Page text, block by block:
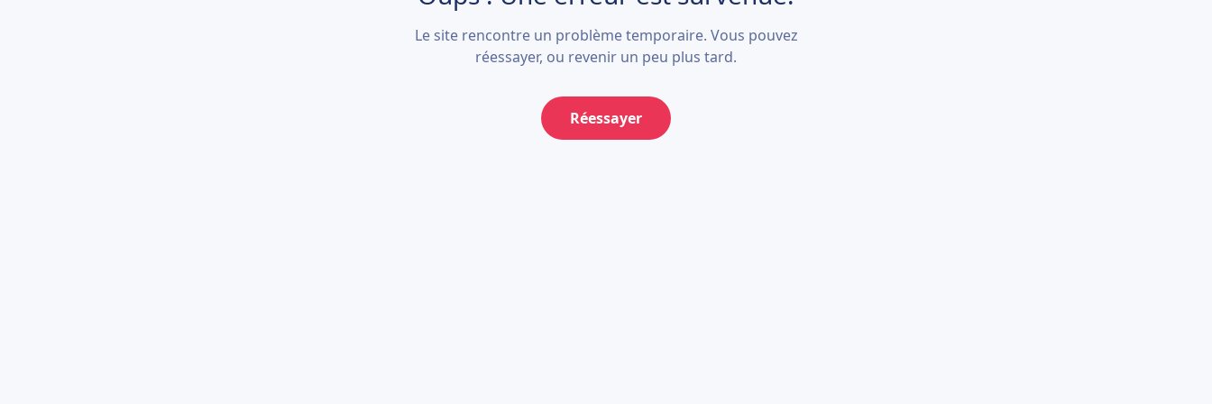
Le site rencontre un problème temporaire. Vous pouvez
réessayer, ou revenir un peu plus tard.
Réessayer